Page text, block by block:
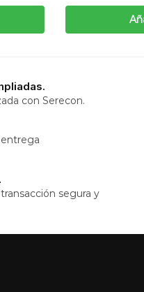
con Serecon.
segura y